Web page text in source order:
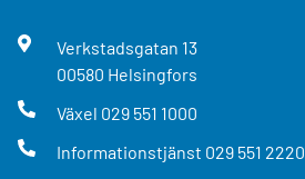
Verkstadsgatan 13
00580 Helsingfors
Växel 029 551 1000
Informationstjänst 029 551 2220